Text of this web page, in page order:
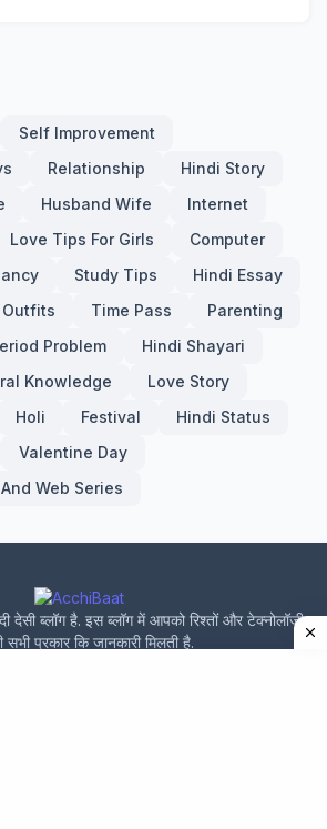
Self Improvement
Relationship
Hindi Story
Husband Wife
Internet
Love Tips For Girls
Computer
Study Tips
Hindi Essay
Outfits Time Pass
Parenting
Problem
Hindi Shayari
Knowledge
Love Story
Holi Festival
Hindi Status
Valentine Day
Web Series
ब्लॉग है. इस ब्लॉग में आपको रिश्तों और टेक्नोलॉजी
प्रकार कि जानकारी मिलती है.